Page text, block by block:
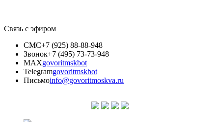
Связь с эфиром
СМС+7 (925) 88-88-948
Звонок+7 (495) 73-73-948
MAXgovoritmskbot
Telegramgovoritmskbot
Письмоinfo@govoritmoskva.ru